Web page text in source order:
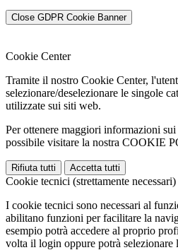
Close GDPR Cookie Banner
Cookie Center
Tramite il nostro Cookie Center,
selezionare/deselezionare le singole
utilizzate sui siti web.
Per ottenere maggiori informazioni
possibile visitare la nostra COOKIE
Rifiuta tutti Accetta tutti
Cookie tecnici (strettamente necessari)
I cookie tecnici sono necessari al
abilitano funzioni per facilitare la
esempio potrà accedere al proprio
volta il login oppure potrà selezionare